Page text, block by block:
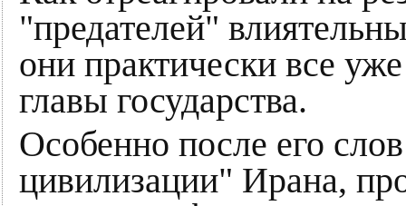
"предателей"
они практически все
главы государства.
Особенно после его
цивилизации" Ирана,